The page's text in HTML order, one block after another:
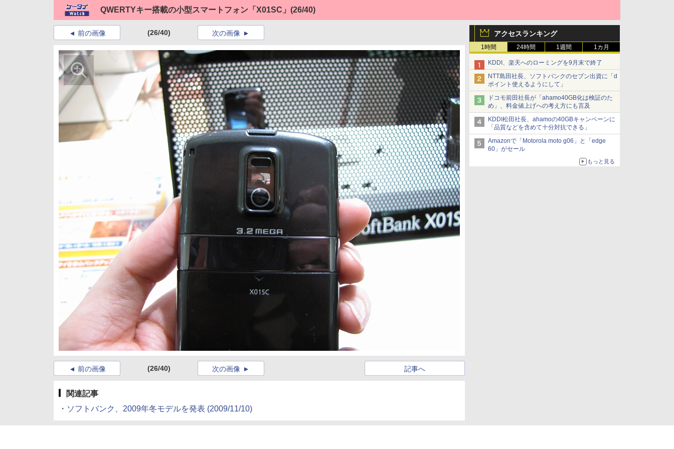
QWERTYキー搭載の小型スマートフォン「X01SC」 (26/40)
アクセスランキング
1時間 24時間 1週間 1カ月
KDDI、楽天へのローミングを9月末で終了
NTT島田社長、ソフトバンクのセブン出資に「d
ポイント使えるようにして」
ドコモ前田社長が「ahamo40GB化は検証のた
め」、料金値上げへの考え方にも言及
KDDI松田社長、ahamoの40GBキャンペーンに
「品質などを含めて十分対抗できる」
Amazonで「Motorola moto g06」と「edge
60」がセール
もっと見る
前の画像 (26/40) 次の画像
前の画像 (26/40) 記事へ
次の画像
関連記事
・ ソフトバンク、2009年冬モデルを発表 (2009/11/10)